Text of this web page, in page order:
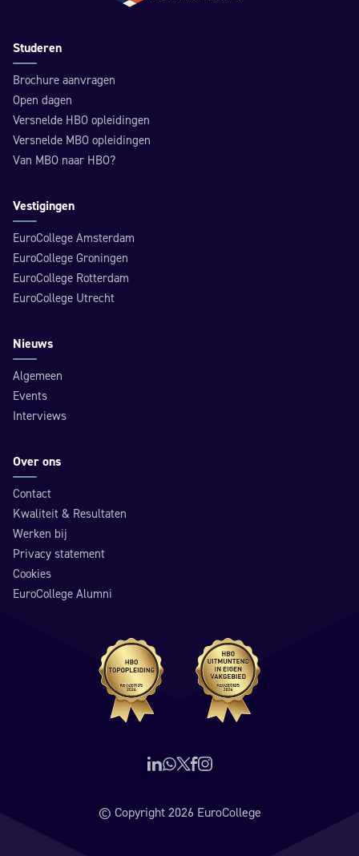
Studeren
Brochure aanvragen
Open dagen
Versnelde HBO opleidingen
Versnelde MBO opleidingen
Van MBO naar HBO?
Vestigingen
EuroCollege Amsterdam
EuroCollege Groningen
EuroCollege Rotterdam
EuroCollege Utrecht
Nieuws
Algemeen
Events
Interviews
Over ons
Contact
Kwaliteit & Resultaten
Werken bij
Privacy statement
Cookies
EuroCollege Alumni
Volg ons op LinkedIn
Neem contact op via WhatsApp
Volg ons op X (voorheen Twitter)
Volg ons op Facebook
Volg ons op Instagram
© Copyright 2026 EuroCollege